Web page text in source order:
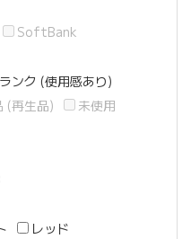
SoftBank
ンク (使用感あり)
(再生品)
未使用
レッド